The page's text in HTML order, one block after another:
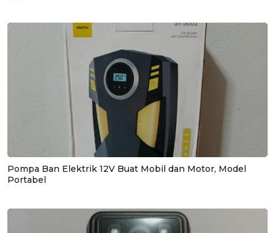
Pompa Ban Elektrik 12V Buat Mobil dan Motor, Model
Portabel